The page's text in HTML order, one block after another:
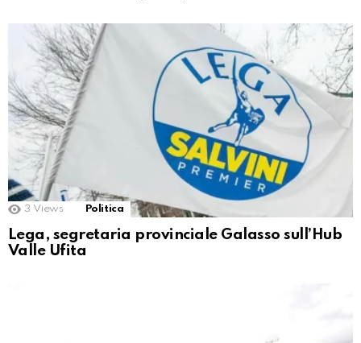
3 Views Politica
Lega, segretaria provinciale Galasso sull’Hub
Valle Ufita